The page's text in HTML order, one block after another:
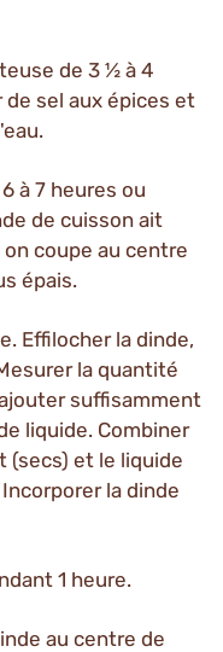
de 3 ½ à 4
sel aux épices et
à 7 heures ou
de cuisson ait
coupe au centre
épais.
Effilocher la dinde,
la quantité
suffisamment
liquide. Combiner
(secs) et le liquide
la dinde
1 heure.
au centre de